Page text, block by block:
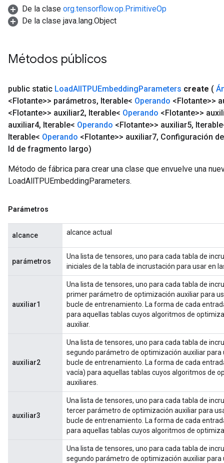
De la clase org.tensorflow.op.PrimitiveOp
De la clase java.lang.Object
Métodos públicos
public static LoadAllTPUEmbeddingParameters create (
<Flotante>> parámetros, Iterable< Operando <Flotante>>
<Flotante>> auxiliar2, Iterable< Operando <Flotante>>
auxiliar4, Iterable< Operando <Flotante>> auxiliar5,
Iterable< Operando <Flotante>> auxiliar7, Configuración
Id de fragmento largo)
Método de fábrica para crear una clase que envuelve una
LoadAllTPUEmbeddingParameters.
Parámetros
alcance alcance actual
parámetros
Una lista de tensores, uno para cada tabla de
iniciales de la tabla de incrustación para usar en
auxiliar1
Una lista de tensores, uno para cada tabla de
primer parámetro de optimización auxiliar para
bucle de entrenamiento. La forma de cada
para aquellas tablas cuyos algoritmos de
auxiliar.
auxiliar2
Una lista de tensores, uno para cada tabla de
segundo parámetro de optimización auxiliar
bucle de entrenamiento. La forma de cada
vacía) para aquellas tablas cuyos algoritmos de
auxiliares.
auxiliar3
Una lista de tensores, uno para cada tabla de
tercer parámetro de optimización auxiliar para
bucle de entrenamiento. La forma de cada
para aquellas tablas cuyos algoritmos de
Una lista de tensores, uno para cada tabla de
segundo parámetro de optimización auxiliar